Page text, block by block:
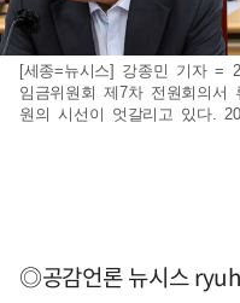
[세종=뉴시스] 강종민 기자 =
임금위원회 제7차 전원회의
원의 시선이 엇갈리고 있다.
◎공감언론 뉴시스